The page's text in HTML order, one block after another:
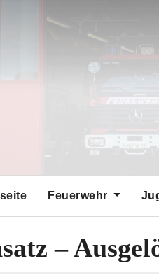
Feuerwehr
–